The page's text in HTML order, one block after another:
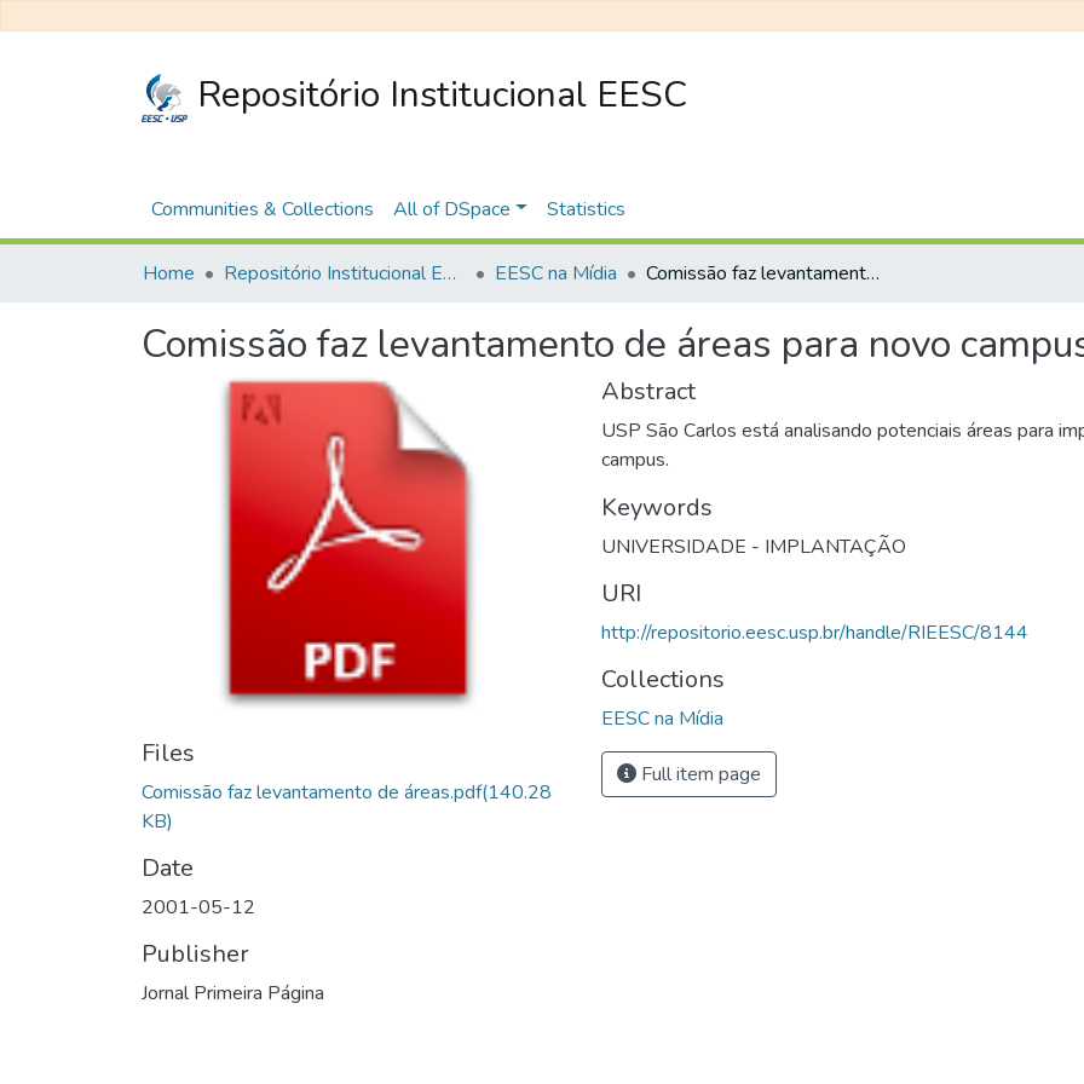
Repositório Institucional EESC
Communities & Collections All of DSpace Statistics
Home Repositório Institucional EESC EESC na Mídia Comissão faz levantamento de áreas para novo campus da USP São Carlos
Comissão faz levantamento de áreas para novo
Files
Comissão faz levantamento de áreas.pdf(140.28
KB)
Date
2001-05-12
Publisher
Jornal Primeira Página
Abstract
USP São Carlos está analisando potenciais áreas para
campus.
Keywords
UNIVERSIDADE - IMPLANTAÇÃO
URI
http://repositorio.eesc.usp.br/handle/RIEESC/8144
Collections
EESC na Mídia
Full item page